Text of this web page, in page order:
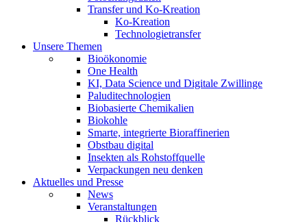
Transfer und Ko-Kreation
Ko-Kreation
Technologietransfer
Unsere Themen
Bioökonomie
One Health
KI, Data Science und Digitale Zwillinge
Paluditechnologien
Biobasierte Chemikalien
Biokohle
Smarte, integrierte Bioraffinerien
Obstbau digital
Insekten als Rohstoffquelle
Verpackungen neu denken
Aktuelles und Presse
News
Veranstaltungen
Rückblick